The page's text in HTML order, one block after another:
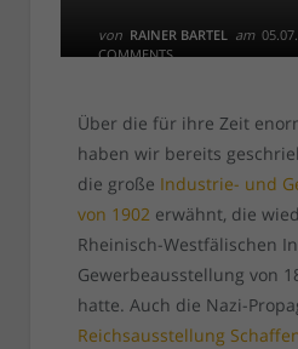
von RAINER BARTEL am
COMMENTS
Über die für ihre Zeit
haben wir bereits
die große Industrie- und
von 1902erwähnt, die
Rheinisch-Westfälischen
Gewerbeausstellung von
hatte. Auch die Nazi-
Reichsausstellung